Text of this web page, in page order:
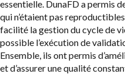
essentielle. DunaFD a permis
qui n’étaient pas
facilité la gestion du cycle de
possible l’exécution de
Ensemble, ils ont permis
et d’assurer une qualité